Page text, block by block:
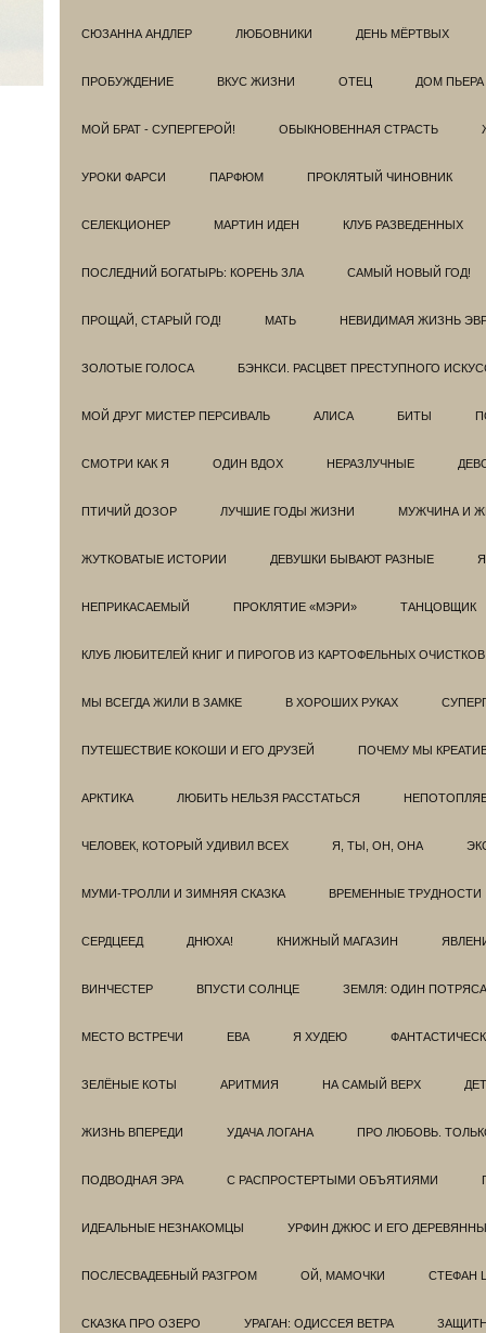
СЮЗАННА АНДЛЕР ЛЮБОВНИКИ ДЕНЬ МЁРТВЫХ
ПРОБУЖДЕНИЕ ВКУС ЖИЗНИ ОТЕЦ ДОМ ПЬЕРА
МОЙ БРАТ - СУПЕРГЕРОЙ! ОБЫКНОВЕННАЯ СТРАСТЬ
УРОКИ ФАРСИ ПАРФЮМ ПРОКЛЯТЫЙ ЧИНОВНИК
СЕЛЕКЦИОНЕР МАРТИН ИДЕН КЛУБ РАЗВЕДEННЫХ
ПОСЛЕДНИЙ БОГАТЫРЬ: КОРЕНЬ ЗЛА САМЫЙ НОВЫЙ ГОД!
ПРОЩАЙ, СТАРЫЙ ГОД! МАТЬ НЕВИДИМАЯ ЖИЗНЬ
ЗОЛОТЫЕ ГОЛОСА БЭНКСИ. РАСЦВЕТ ПРЕСТУПНОГО
МОЙ ДРУГ МИСТЕР ПЕРСИВАЛЬ АЛИСА БИТЫ
СМОТРИ КАК Я ОДИН ВДОХ НЕРАЗЛУЧНЫЕ
ПТИЧИЙ ДОЗОР ЛУЧШИЕ ГОДЫ ЖИЗНИ МУЖЧИНА И
ЖУТКОВАТЫЕ ИСТОРИИ ДЕВУШКИ БЫВАЮТ РАЗНЫЕ
НЕПРИКАСАЕМЫЙ ПРОКЛЯТИЕ «МЭРИ» ТАНЦОВЩИК
КЛУБ ЛЮБИТЕЛЕЙ КНИГ И ПИРОГОВ ИЗ КАРТОФЕЛЬНЫХ ОЧИСТКОВ
МЫ ВСЕГДА ЖИЛИ В ЗАМКЕ В ХОРОШИХ РУКАХ
ПУТЕШЕСТВИЕ КОКОШИ И ЕГО ДРУЗЕЙ ПОЧЕМУ МЫ
АРКТИКА ЛЮБИТЬ НЕЛЬЗЯ РАССТАТЬСЯ
ЧЕЛОВЕК, КОТОРЫЙ УДИВИЛ ВСЕХ Я, ТЫ, ОН, ОНА
МУМИ-ТРОЛЛИ И ЗИМНЯЯ СКАЗКА ВРЕМЕННЫЕ ТРУДНОСТИ
СЕРДЦЕЕД ДНЮХА! КНИЖНЫЙ МАГАЗИН
ВИНЧЕСТЕР ВПУСТИ СОЛНЦЕ ЗЕМЛЯ: ОДИН
МЕСТО ВСТРЕЧИ ЕВА Я ХУДЕЮ
ЗЕЛЁНЫЕ КОТЫ АРИТМИЯ НА САМЫЙ ВЕРХ
ЖИЗНЬ ВПЕРЕДИ УДАЧА ЛОГАНА ПРО ЛЮБОВЬ.
ПОДВОДНАЯ ЭРА С РАСПРОСТЕРТЫМИ ОБЪЯТИЯМИ
ИДЕАЛЬНЫЕ НЕЗНАКОМЦЫ УРФИН ДЖЮС И ЕГО
ПОСЛЕСВАДЕБНЫЙ РАЗГРОМ ОЙ, МАМОЧКИ СТЕФАН
СКАЗКА ПРО ОЗЕРО УРАГАН: ОДИССЕЯ ВЕТРА